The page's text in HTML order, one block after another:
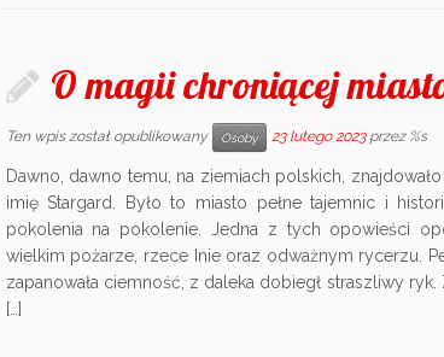
O magii chroniącej
Ten wpis został opublikowany Osoby 23 lutego 2023 przez %s
Dawno, dawno temu, na ziemiach polskich,
imię Stargard. Było to miasto pełne tajemnic i
pokolenia na pokolenie. Jedna z tych opowieści
wielkim pożarze, rzece Inie oraz odważnym rycerzu.
zapanowała ciemność, z daleka dobiegł straszliwy
[…]